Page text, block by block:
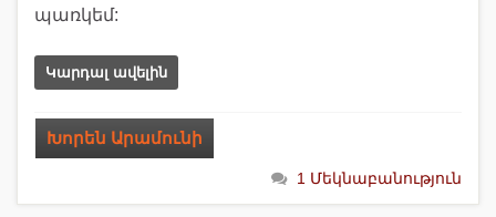
պառկեմ:
Կարդալ ավելին
Խորեն Արամունի
1 Մեկնաբանություն